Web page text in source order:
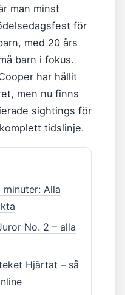
man minst
för
med 20 års
barn i fokus.
har hållit
men nu finns
sightings för
tidslinje.
minuter: Alla
No. 2 – alla
Hjärtat – så